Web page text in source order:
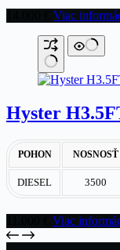
Viac
Hyster
POHON NOSNOSŤ
DIESEL 3500
Viac